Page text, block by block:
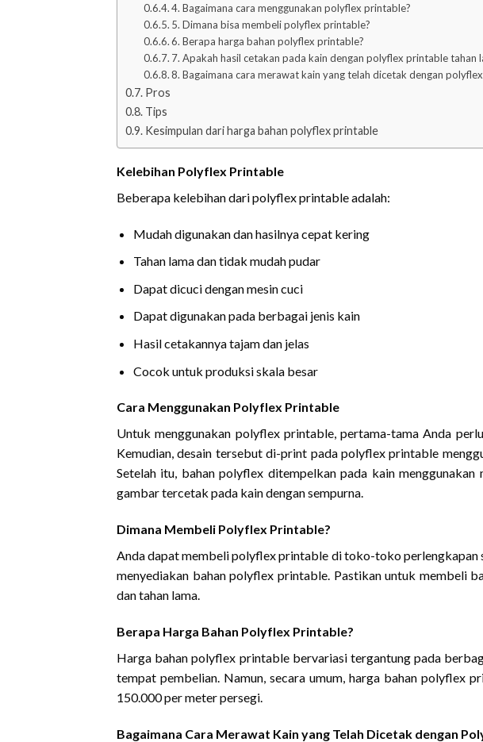
4. Bagaimana cara menggunakan polyflex printable?
5. Dimana bisa membeli polyflex printable?
6. Berapa harga bahan polyflex printable?
7. Apakah hasil cetakan pada kain dengan polyflex printable tahan
8. Bagaimana cara merawat kain yang telah dicetak dengan
Pros
Tips
Kesimpulan dari harga bahan polyflex printable
Kelebihan Polyflex Printable
Beberapa kelebihan dari polyflex printable adalah:
Mudah digunakan dan hasilnya cepat kering
Tahan lama dan tidak mudah pudar
Dapat dicuci dengan mesin cuci
Dapat digunakan pada berbagai jenis kain
Hasil cetakannya tajam dan jelas
Cocok untuk produksi skala besar
Cara Menggunakan Polyflex Printable
Untuk menggunakan polyflex printable, pertama-tama Anda
Kemudian, desain tersebut di-print pada polyflex printable
Setelah itu, bahan polyflex ditempelkan pada kain menggunakan
gambar tercetak pada kain dengan sempurna.
Dimana Membeli Polyflex Printable?
Anda dapat membeli polyflex printable di toko-toko perlengkapan
menyediakan bahan polyflex printable. Pastikan untuk membeli
dan tahan lama.
Berapa Harga Bahan Polyflex Printable?
Harga bahan polyflex printable bervariasi tergantung pada
tempat pembelian. Namun, secara umum, harga bahan polyflex
150.000 per meter persegi.
Bagaimana Cara Merawat Kain yang Telah Dicetak dengan